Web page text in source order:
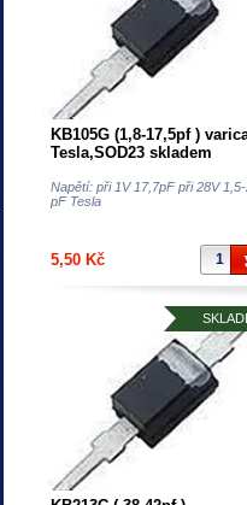
KB105G (1,8-17,5pf )
Tesla,SOD23 skladem
Napětí: při 1V 17,7pF při 28V
pF Tesla
5,50 Kč